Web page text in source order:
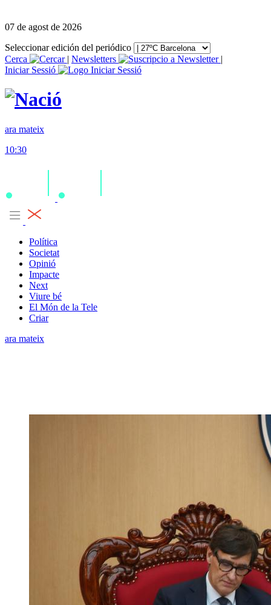
07 de agost de 2026
Seleccionar edición del periódico
Cerca
| Newsletters
|
Iniciar Sessió
ara mateix
10:30
Política
Societat
Opinió
Impacte
Next
Viure bé
El Món de la Tele
Criar
ara mateix